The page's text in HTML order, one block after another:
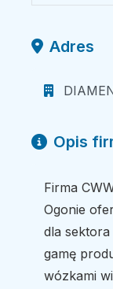
Adres
Opis
Firma
Ogonie
dla
gamę
wózkami